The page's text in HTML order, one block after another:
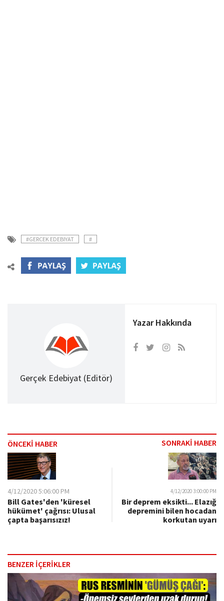
#GERCEK EDEBIYAT #
Gerçek Edebiyat (Editör)
Yazar Hakkında
ÖNCEKİ HABER SONRAKİ HABER
4/12/2020 5:06:00 PM
Bill Gates'den 'küresel
hükümet' çağrısı: Ulusal
çapta başarısızız!
4/12/2020 3:00:00 PM
Bir deprem eksikti... Elazığ
depremini bilen hocadan
korkutan uyarı
BENZER İÇERİKLER